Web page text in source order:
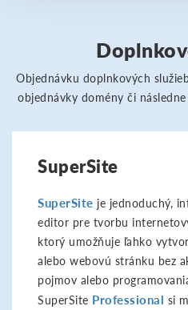
Objednávku doplnkových
objednávky domény či
SuperSite
SuperSite je jednoduchý,
editor pre tvorbu
ktorý umožňuje ľahko
alebo webovú stránku bez
pojmov alebo
SuperSite Professional si